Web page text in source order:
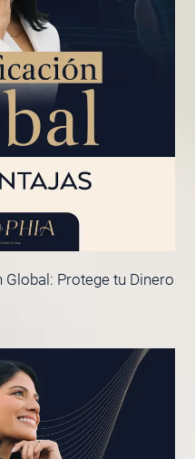
Protege tu Dinero